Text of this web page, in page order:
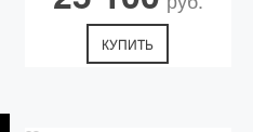
КУПИТЬ